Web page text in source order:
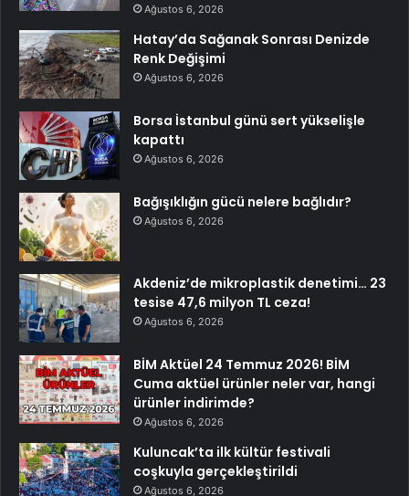
Ağustos 6, 2026
Hatay’da Sağanak Sonrası Denizde
Renk Değişimi
Ağustos 6, 2026
Borsa İstanbul günü sert yükselişle
kapattı
Ağustos 6, 2026
Bağışıklığın gücü nelere bağlıdır?
Ağustos 6, 2026
Akdeniz’de mikroplastik denetimi… 23
tesise 47,6 milyon TL ceza!
Ağustos 6, 2026
BİM Aktüel 24 Temmuz 2026! BİM
Cuma aktüel ürünler neler var, hangi
ürünler indirimde?
Ağustos 6, 2026
Kuluncak’ta ilk kültür festivali
coşkuyla gerçekleştirildi
Ağustos 6, 2026